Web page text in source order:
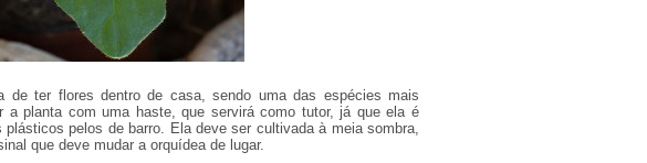
de ter flores dentro de casa, sendo uma das espécies mais
planta com uma haste, que servirá como tutor, já que ela é
pelos de barro. Ela deve ser cultivada à meia sombra,
que deve mudar a orquídea de lugar.